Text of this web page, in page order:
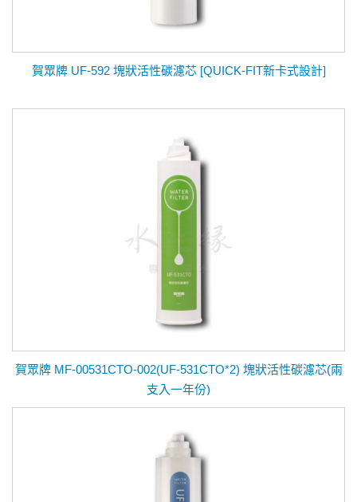
賀眾牌 UF-592 塊狀活性碳濾芯 [QUICK-FIT新卡式設計]
賀眾牌 MF-00531CTO-002(UF-531CTO*2) 塊狀活性碳濾芯(兩
支入一年份)